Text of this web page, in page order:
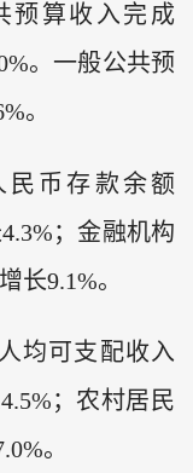
预算收入完成
。一般公共预
。
币存款余额
；金融机构
长9.1%。
均可支配收入
；农村居民
。